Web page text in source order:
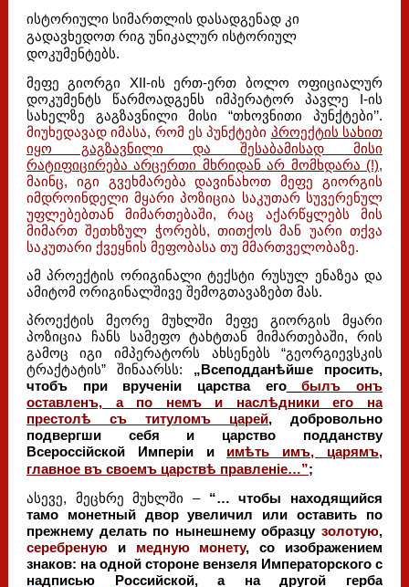
ისტორიული სიმართლის დასადგენად კი
გადავხედოთ რიგ უნიკალურ ისტორიულ
დოკუმენტებს.
მეფე გიორგი XII-ის ერთ-ერთ ბოლო ოფიციალურ
დოკუმენტს წარმოადგენს იმპერატორ პავლე I-ის
სახელზე გაგზავნილი მისი “თხოვნითი პუნქტები’’.
მიუხედავად იმასა, რომ ეს პუნქტები პროექტის სახით
იყო გაგზავნილი და შესაბამისად მისი
რატიფიცირება არცერთი მხრიდან არ მომხდარა (!),
მაინც, იგი გვეხმარება დავინახოთ მეფე გიორგის
იმდროინდელი მყარი პოზიცია საკუთარ სუვერენულ
უფლებებთან მიმართებაში, რაც აქარწყლებს მის
მიმართ შეთხზულ ჭორებს, თითქოს მან უარი თქვა
საკუთარი ქვეყნის მეფობასა თუ მმართველობაზე.
ამ პროექტის ორიგინალი ტექსტი რუსულ ენაზეა და
ამიტომ ორიგინალშივე შემოგთავაზებთ მას.
პროექტის მეორე მუხლში მეფე გიორგის მყარი
პოზიცია ჩანს სამეფო ტახტთან მიმართებაში, რის
გამოც იგი იმპერატორს ახსენებს “გეორგიევსკის
ტრაქტატის” შინაარსს: „Всеподданѣйше просить,
чтобъ при врученіи царства его
былъ онъ
оставленъ, а по немъ и наслѣдники его на
престолѣ съ титуломъ царей, добровольно
подвергши себя и царство подданству
Всероссійской Имперіи и имѣть имъ, царямъ,
главное въ своемъ царствѣ правленіе…”;
ასევე, მეცხრე მუხლში – “… чтобы находящийся
тамо монетный двор увеличил или оставить по
прежнему делать по нынешнему образцузолотую,
серебренуюи медную монету, со изображением
знаков: на одной стороне вензеля Императорского с
надписью Российской, а на другой герба